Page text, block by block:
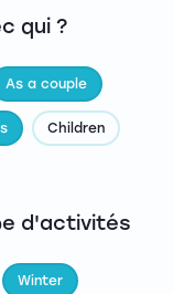
d'activités
Winter
qui ?
As a couple
Children